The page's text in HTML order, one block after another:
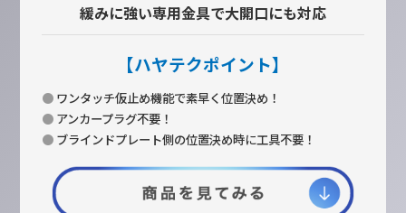
緩みに強い専用金具で大開口にも対応
【ハヤテクポイント】
● ワンタッチ仮止め機能で素早く位置決め！
● アンカープラグ不要！
● ブラインドプレート側の位置決め時に工具不要！